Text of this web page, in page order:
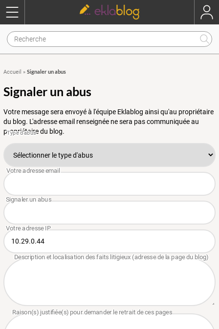
Accueil » Signaler un abus
Signaler un abus
Votre message sera envoyé à l'équipe Eklablog ainsi qu'au propriétaire
du blog. L'adresse email renseignée ne sera pas communiquée au
propriétaire du blog.